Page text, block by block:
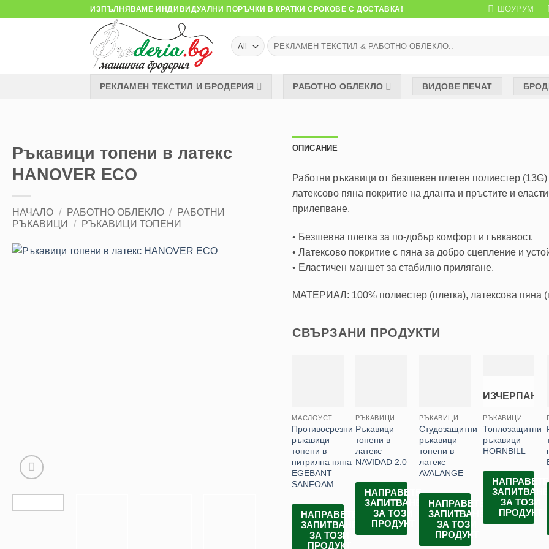
ИЗПЪЛНЯВАМЕ ИНДИВИДУАЛНИ ПОРЪЧКИ В КРАТКИ СРОКОВЕ С ДОСТАВКА! ШОУРУМ
Търсене
за:
РЕКЛАМЕН ТЕКСТИЛ И БРОДЕРИЯ РАБОТНО ОБЛЕКЛО ВИДОВЕ ПЕЧАТ
Ръкавици топени в латекс
HANOVER ECO
НАЧАЛО / РАБОТНО ОБЛЕКЛО /
РАБОТНИ
РЪКАВИЦИ
/ РЪКАВИЦИ ТОПЕНИ
ОПИСАНИЕ
Работни ръкавици от безшевен плетен полиестер
латексово пяна покритие на дланта и пръстите и
прилепване.
• Безшевна плетка за по-добър комфорт и гъвкавост.
• Латексово покритие с пяна за добро сцепление и
• Еластичен маншет за стабилно прилягане.
МАТЕРИАЛ: 100% полиестер (плетка), латексова пяна
СВЪРЗАНИ ПРОДУКТИ
Противосрезни
ръкавици
топени в
нитрилна пяна
EGEBANT
SANFOAM
НАПРАВЕТЕ
ЗАПИТВАНЕ
ЗА ТОЗИ
ПРОДУКТ
Ръкавици
топени в
латекс
NAVIDAD 2.0
НАПРАВЕТЕ
ЗАПИТВАНЕ
ЗА ТОЗИ
ПРОДУКТ
Студозащитни
ръкавици
топени в
латекс
AVALANGE
НАПРАВЕТЕ
ЗАПИТВАНЕ
ЗА ТОЗИ
ПРОДУКТ
ИЗЧЕРПАН
Топлозащитни
ръкавици
HORNBILL
НАПРАВЕТЕ
ЗАПИТВАНЕ
ЗА ТОЗИ
ПРОДУКТ